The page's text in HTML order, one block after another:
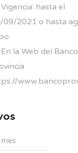
Vigencia: hasta el
09/2021 o hasta
En la Web del Banco